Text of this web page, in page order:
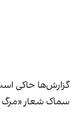
گزارش‌ها حاکی
سماک شعار «مرگ